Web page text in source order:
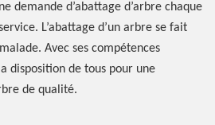
demande d’abattage d’arbre chaque
L’abattage d’un arbre se fait
Avec ses compétences
disposition de tous pour une
de qualité.